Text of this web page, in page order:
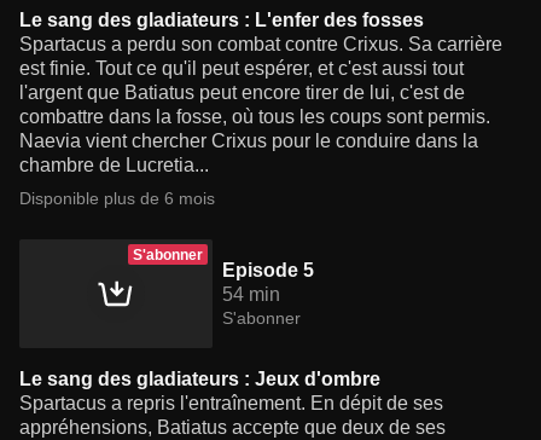
Le sang des gladiateurs : L'enfer des fosses
Spartacus a perdu son combat contre Crixus. Sa carrière
est finie. Tout ce qu'il peut espérer, et c'est aussi tout
l'argent que Batiatus peut encore tirer de lui, c'est de
combattre dans la fosse, où tous les coups sont permis.
Naevia vient chercher Crixus pour le conduire dans la
chambre de Lucretia...
Disponible plus de 6 mois
S'abonner
Episode 5
54 min
S'abonner
Le sang des gladiateurs : Jeux d'ombre
Spartacus a repris l'entraînement. En dépit de ses
appréhensions, Batiatus accepte que deux de ses